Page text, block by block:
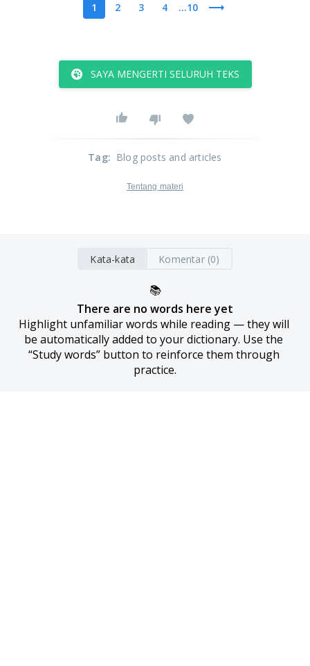
1 2 3 4 ...10
SAYA MENGERTI SELURUH TEKS
Tag: Blog posts and articles
Tentang materi
Kata-kata Komentar (0)
📚
There are no words here yet
Highlight unfamiliar words while reading — they will
be automatically added to your dictionary. Use the
“Study words” button to reinforce them through
practice.